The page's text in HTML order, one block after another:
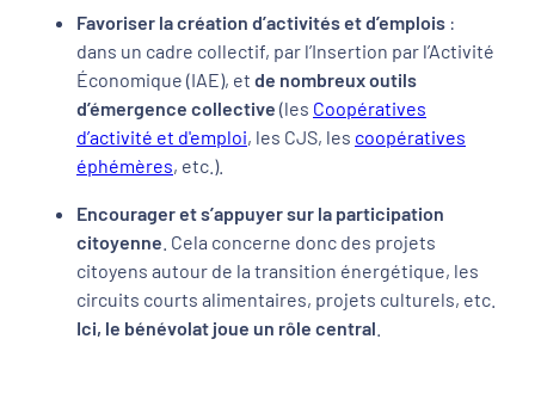
Favoriser la création d’activités et d’emplois :
dans un cadre collectif, par l’Insertion par l’Activité
Économique (IAE), et de nombreux outils
d’émergence collective (les Coopératives
d’activité et d'emploi, les CJS, les coopératives
éphémères, etc.).
Encourager et s’appuyer sur la participation
citoyenne . Cela concerne donc des projets
citoyens autour de la transition énergétique, les
circuits courts alimentaires, projets culturels, etc.
Ici, le bénévolat joue un rôle central